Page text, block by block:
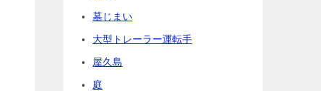
墓じまい
大型トレーラー運転手
屋久島
庭